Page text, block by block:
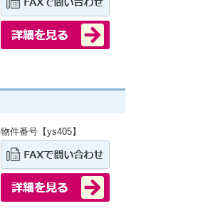
物件番号【ys405】